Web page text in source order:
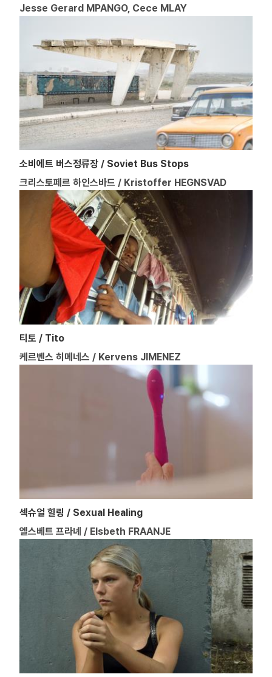
Jesse Gerard MPANGO, Cece MLAY
소비에트 버스정류장 / Soviet Bus Stops
크리스토페르 하인스바드 / Kristoffer HEGNSVAD
티토 / Tito
케르벤스 히메네스 / Kervens JIMENEZ
섹슈얼 힐링 / Sexual Healing
엘스베트 프라녜 / Elsbeth FRAANJE